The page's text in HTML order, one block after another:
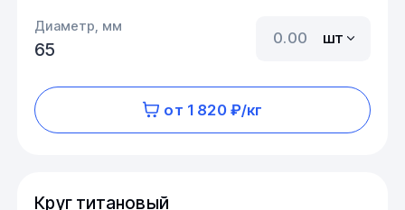
Диаметр, мм
65
шт
от 1 820 ₽/кг
Круг титановый